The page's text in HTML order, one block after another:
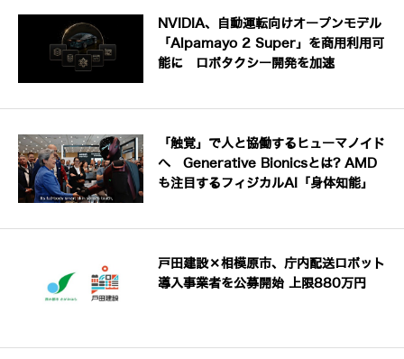
NVIDIA、自動運転向けオープンモデル
「Alpamayo 2 Super」を商用利用可
能に ロボタクシー開発を加速
「触覚」で人と協働するヒューマノイド
へ Generative Bionicsとは? AMD
も注目するフィジカルAI「身体知能」
戸田建設×相模原市、庁内配送ロボット
導入事業者を公募開始 上限880万円